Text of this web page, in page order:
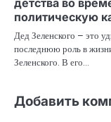
детства во
политическую
Дед Зеленского – это
последнюю роль в
Зеленского. В его…
Добавить